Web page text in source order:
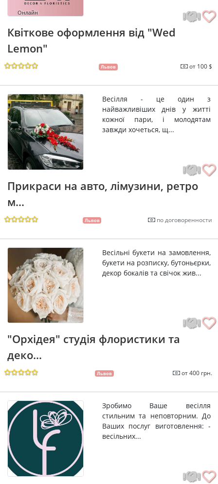
Онлайн
Квіткове оформлення від "Wed
Lemon"
Львов от 100 $
Весілля - це один з
найважливіших днів у житті
кожної пари, і молодятам
завжди хочеться, щ...
Прикраси на авто, лімузини, ретро
м...
Львов по договоренности
Весільні букети на замовлення,
букети на розписку, бутоньєрки,
декор бокалів та свічок жив...
"Орхідея" студія флористики та
деко...
Львов от 400 грн.
Зробимо Ваше весілля
стильним та неповторним. До
Ваших послуг виготовлення: -
весільних...